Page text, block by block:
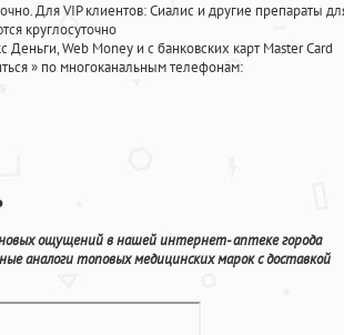
Для VIP клиентов: Сиалис и другие препараты
круглосуточно
Web Money и с банковских карт Master Card
» по многоканальным телефонам:
ощущений в нашей интернет- аптеке города
аналоги топовых медицинских марок с доставкой